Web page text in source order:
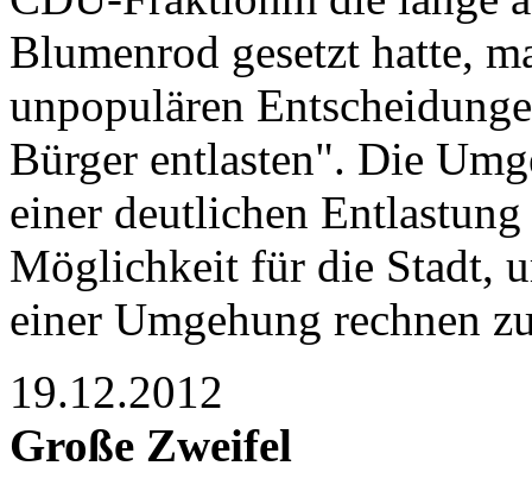
Blumenrod gesetzt hatte,
unpopulären
Bürger entlasten". Die
einer deutlichen
Möglichkeit für die Stadt,
einer Umgehung rechnen
19.12.2012
Große Zweifel